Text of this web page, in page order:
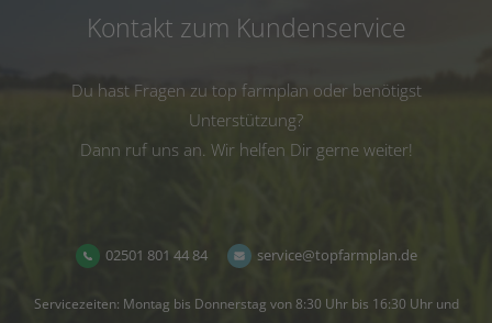
Kontakt zum Kundenservice
Du hast Fragen zu top farmplan oder benötigst
Unterstützung?
Dann ruf uns an. Wir helfen Dir gerne weiter!
02501 801 44 84 service@topfarmplan.de
Servicezeiten: Montag bis Donnerstag von 8:30 Uhr bis 16:30 Uhr und